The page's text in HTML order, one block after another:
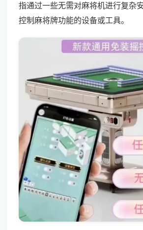
指通过一些无需对麻将机进行复杂
控制麻将牌功能的设备或工具。